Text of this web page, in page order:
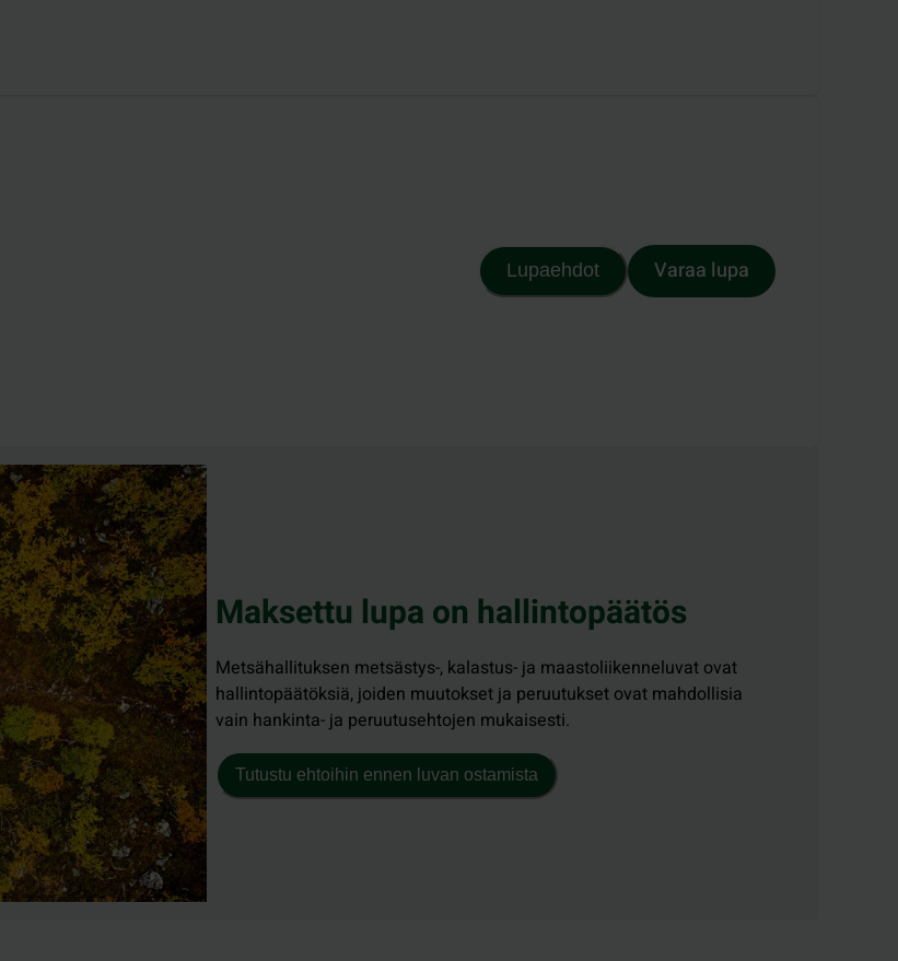
Lupaehdot Varaa lupa
Maksettu lupa on hallintopäätös
Metsähallituksen metsästys-, kalastus- ja maastoliikenneluvat ovat
hallintopäätöksiä, joiden muutokset ja peruutukset ovat mahdollisia
vain hankinta- ja peruutusehtojen mukaisesti.
Tutustu ehtoihin ennen luvan ostamista